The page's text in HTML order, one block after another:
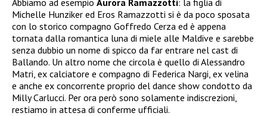
Michelle Hunziker ed Eros Ramazzotti si è da poco sposata
con lo storico compagno Goffredo Cerza ed è appena
tornata dalla romantica luna di miele alle Maldive e sarebbe
senza dubbio un nome di spicco da far entrare nel cast di
Ballando. Un altro nome che circola è quello di Alessandro
Matri, ex calciatore e compagno di Federica Nargi, ex velina
e anche ex concorrente proprio del dance show condotto da
Milly Carlucci. Per ora però sono solamente indiscrezioni,
restiamo in attesa di conferme ufficiali.